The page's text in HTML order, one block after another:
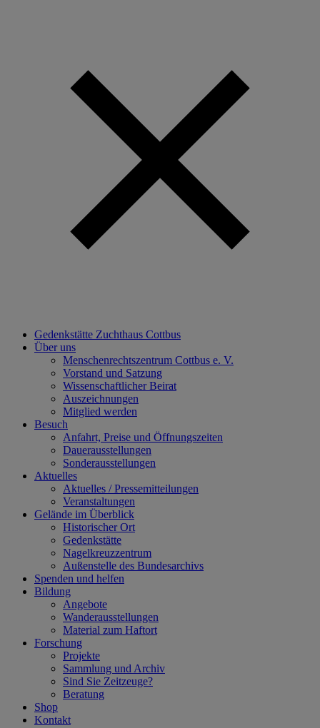
Gedenkstätte Zuchthaus Cottbus
Über uns
Menschenrechtszentrum Cottbus e. V.
Vorstand und Satzung
Wissenschaftlicher Beirat
Auszeichnungen
Mitglied werden
Besuch
Anfahrt, Preise und Öffnungszeiten
Dauerausstellungen
Sonderausstellungen
Aktuelles
Aktuelles / Pressemitteilungen
Veranstaltungen
Gelände im Überblick
Historischer Ort
Gedenkstätte
Nagelkreuzzentrum
Außenstelle des Bundesarchivs
Spenden und helfen
Bildung
Angebote
Wanderausstellungen
Material zum Haftort
Forschung
Projekte
Sammlung und Archiv
Sind Sie Zeitzeuge?
Beratung
Shop
Kontakt